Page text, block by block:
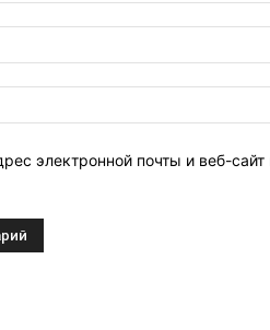
электронной почты и веб-